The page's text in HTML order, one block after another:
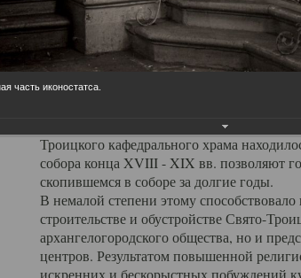
заслуженно выделяя из многочисленных
иконостас украшенный колоннами
царскими вратами, изящным фронтоном
собой поистине художественную
шитьем, многочисленными предметами
неповторимый красочный ансамбль
поражающий воображение своих
Троицкого кафедрального храма
собора конца XVIII - XIX вв. позволяют
скопившемся в соборе за долгие годы.
В немалой степени этому
строительстве и обустройстве Свято-
архангелогородского общества, но и
центров. Результатом повышенной
искренних и бескорыстных побуждений
часть иконостатса.